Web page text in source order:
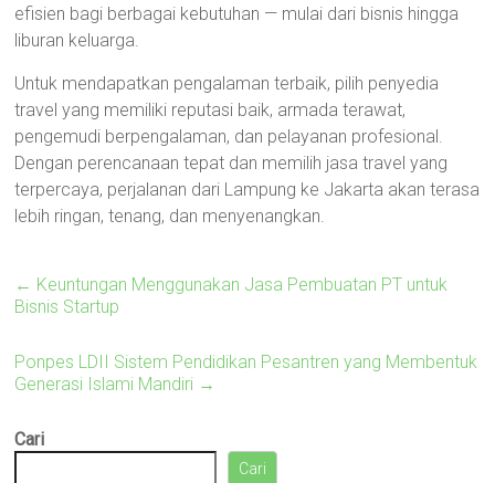
efisien bagi berbagai kebutuhan — mulai dari bisnis hingga
liburan keluarga.
Untuk mendapatkan pengalaman terbaik, pilih penyedia
travel yang memiliki reputasi baik, armada terawat,
pengemudi berpengalaman, dan pelayanan profesional.
Dengan perencanaan tepat dan memilih jasa travel yang
terpercaya, perjalanan dari Lampung ke Jakarta akan terasa
lebih ringan, tenang, dan menyenangkan.
← Keuntungan Menggunakan Jasa Pembuatan PT untuk
Bisnis Startup
Ponpes LDII Sistem Pendidikan Pesantren yang Membentuk
Generasi Islami Mandiri →
Cari
Cari